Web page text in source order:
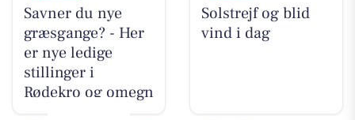
Savner du nye
græsgange? - Her
er nye ledige
stillinger i
Rødekro og omegn
Solstrejf og blid
vind i dag